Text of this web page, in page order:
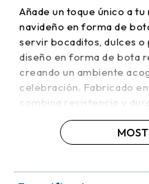
Añade un toque único a
navideño en forma de
servir bocaditos, dulces
diseño en forma de bota
creando un ambiente
celebración. Fabricado
combina resistencia y
brillante que resalta los
temporada.